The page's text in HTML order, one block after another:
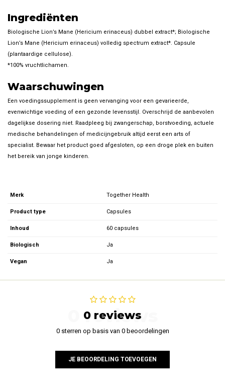
Ingrediënten
Biologische Lion’s Mane (Hericium erinaceus) dubbel extract*; Biologische
Lion’s Mane (Hericium erinaceus) volledig spectrum extract*. Capsule
(plantaardige cellulose).
*100% vruchtlichamen.
Waarschuwingen
Een voedingssupplement is geen vervanging voor een gevarieerde,
evenwichtige voeding of een gezonde levensstijl. Overschrijd de aanbevolen
dagelijkse dosering niet. Raadpleeg bij zwangerschap, borstvoeding, actuele
medische behandelingen of medicijngebruik altijd eerst een arts of
specialist. Bewaar het product goed afgesloten, op een droge plek en buiten
het bereik van jonge kinderen.
Merk Together Health
Product type Capsules
Inhoud 60 capsules
Biologisch Ja
Vegan Ja
0 reviews
0 reviews
0 sterren op basis van 0 beoordelingen
JE BEOORDELING TOEVOEGEN